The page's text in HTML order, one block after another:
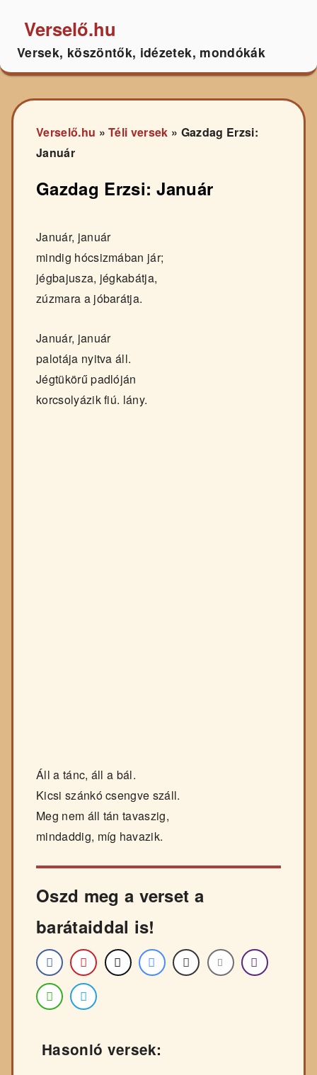
Verselő.hu
Versek, köszöntők, idézetek, mondókák
Verselő.hu »Téli versek » Gazdag Erzsi:
Január
Gazdag Erzsi: Január
Január, január
mindig hócsizmában jár;
jégbajusza, jégkabátja,
zúzmara a jóbarátja.
Január, január
palotája nyitva áll.
Jégtükörű padlóján
korcsolyázik fiú. lány.
Áll a tánc, áll a bál.
Kicsi szánkó csengve száll.
Meg nem áll tán tavaszig,
mindaddig, míg havazik.
Oszd meg a verset a
barátaiddal is!
Hasonló versek: